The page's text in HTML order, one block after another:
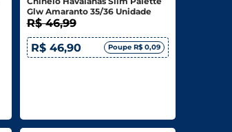
Glw Amaranto 35/36 Unidade
R$ 46,99
R$ 46,90
Poupe R$ 0,09